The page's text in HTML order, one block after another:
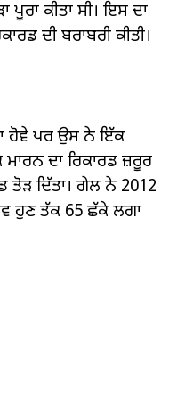
ਕੀਤਾ ਸੀ। ਇਸ ਦਾ
ਦੀ ਬਰਾਬਰੀ ਕੀਤੀ।
ਹੋਵੇ ਪਰ ਉਸ ਨੇ ਇੱਕ
ਦਾ ਰਿਕਾਰਡ ਜ਼ਰੂਰ
ਤੋੜ ਦਿੱਤਾ। ਗੇਲ ਨੇ 2012
ਹੁਣ ਤੱਕ 65 ਛੱਕੇ ਲਗਾ